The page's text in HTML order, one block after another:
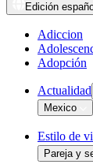
Edición
Adiccion
Adopción
Actualidad
Mexico
Estilo de
Pareja y